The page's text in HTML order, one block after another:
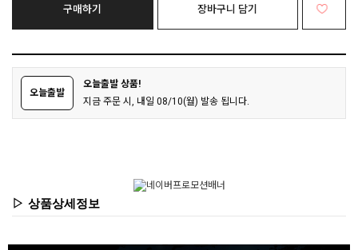
구매하기 장바구니 담기
오늘출발
오늘출발 상품!
지금 주문 시, 내일 08/10(월) 발송 됩니다.
▷ 상품상세정보